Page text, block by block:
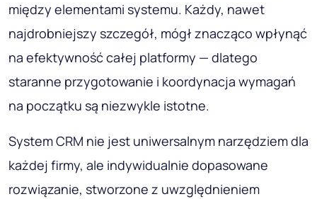
między elementami systemu. Każdy, nawet
najdrobniejszy szczegół, mógł znacząco wpłynąć
na efektywność całej platformy — dlatego
staranne przygotowanie i koordynacja wymagań
na początku są niezwykle istotne.
System CRM nie jest uniwersalnym narzędziem dla
każdej firmy, ale indywidualnie dopasowane
rozwiązanie, stworzone z uwzględnieniem